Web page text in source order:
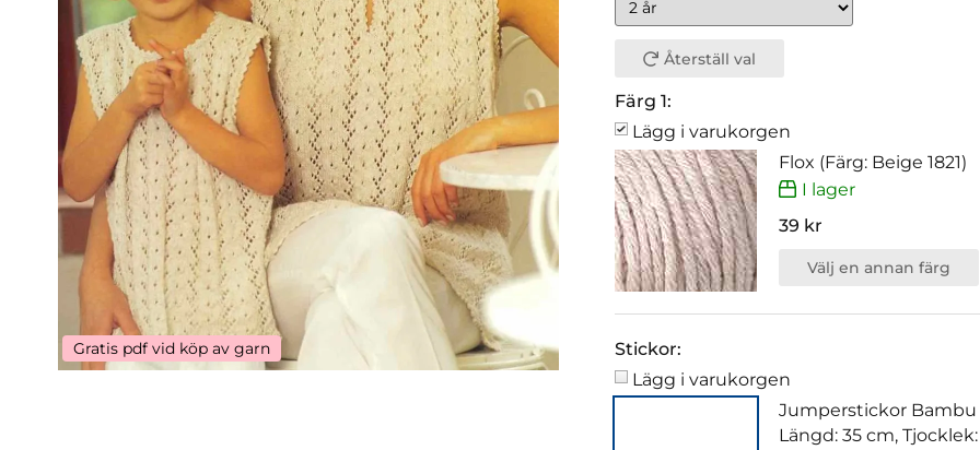
Gratis pdf vid köp av garn
Återställ val
Färg 1:
Lägg i varukorgen
Flox (Färg: Beige 1821)
I lager
39 kr
Välj en annan färg
Stickor:
Lägg i varukorgen
Jumperstickor Bambu
Längd: 35 cm,